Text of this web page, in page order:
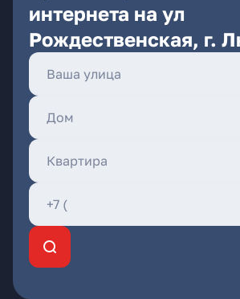
интернета на ул
Рождественская, г.